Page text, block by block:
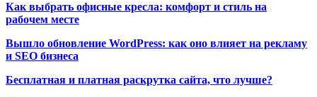
Как выбрать офисные кресла: комфорт и стиль на
рабочем месте
Вышло обновление WordPress: как оно влияет на рекламу
и SEO бизнеса
Бесплатная и платная раскрутка сайта, что лучше?